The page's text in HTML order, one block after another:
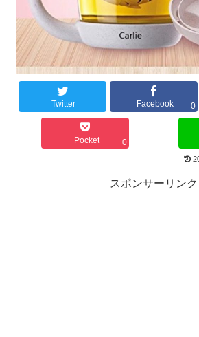
Twitter Facebook 0
Pocket 0
スポンサーリンク